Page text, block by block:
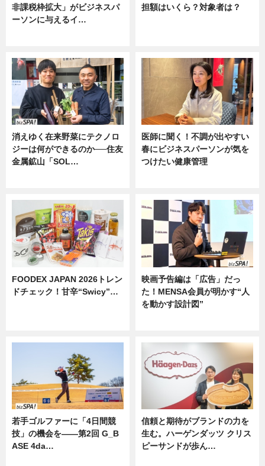
非課税枠拡大」がビジネスパ
ーソンに与えるイ…
担額はいくら？対象者は？
消えゆく在来野菜にテクノロ
ジーは何ができるのか──住友
金属鉱山「SOL…
医師に聞く！不調が出やすい
春にビジネスパーソンが気を
つけたい健康管理
FOODEX JAPAN 2026トレン
ドチェック！甘辛“Swicy”…
映画予告編は「広告」だっ
た！MENSA会員が明かす“人
を動かす設計図”
若手ゴルファーに「4日間競
技」の機会を——第2回 G_B
ASE 4da…
信頼と期待がブランドの力を
生む。ハーゲンダッツ クリス
ピーサンドが歩ん…